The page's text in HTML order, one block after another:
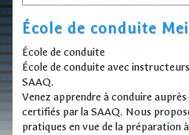
École de conduite
École de conduite
École de conduite avec
SAAQ.
Venez apprendre à conduire
certifiés par la SAAQ. Nous
pratiques en vue de la préparation